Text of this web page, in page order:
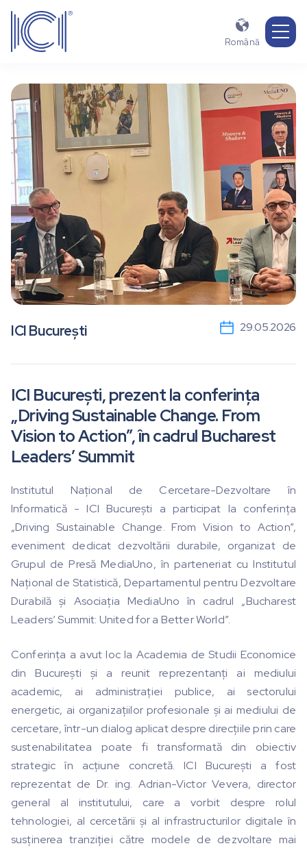

Română
ICI București 29.05.2026
ICI București, prezent la conferința
„Driving Sustainable Change. From
Vision to Action”, în cadrul Bucharest
Leaders’ Summit
Institutul Național de Cercetare-Dezvoltare în
Informatică - ICI București a participat la conferința
„Driving Sustainable Change. From Vision to Action”,
eveniment dedicat dezvoltării durabile, organizat de
Grupul de Presă MediaUno, în parteneriat cu Institutul
Național de Statistică, Departamentul pentru Dezvoltare
Durabilă și Asociația MediaUno în cadrul „Bucharest
Leaders’ Summit: United for a Better World”.
Conferința a avut loc la Academia de Studii Economice
din București și a reunit reprezentanți ai mediului
academic, ai administrației publice, ai sectorului
energetic, ai organizațiilor profesionale și ai mediului de
cercetare, într-un dialog aplicat despre direcțiile prin care
sustenabilitatea poate fi transformată din obiectiv
strategic în acțiune concretă. ICI București a fost
reprezentat de Dr. ing. Adrian-Victor Vevera, director
general al institutului, care a vorbit despre rolul
tehnologiei, al cercetării și al infrastructurilor digitale în
susținerea tranziției către modele de dezvoltare mai